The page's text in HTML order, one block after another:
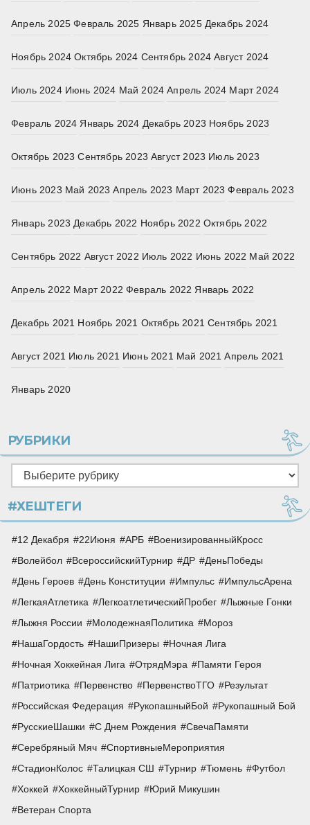
Апрель 2025 Февраль 2025 Январь 2025 Декабрь 2024
Ноябрь 2024 Октябрь 2024 Сентябрь 2024 Август 2024
Июль 2024 Июнь 2024 Май 2024 Апрель 2024 Март 2024
Февраль 2024 Январь 2024 Декабрь 2023 Ноябрь 2023
Октябрь 2023 Сентябрь 2023 Август 2023 Июль 2023
Июнь 2023 Май 2023 Апрель 2023 Март 2023 Февраль 2023
Январь 2023 Декабрь 2022 Ноябрь 2022 Октябрь 2022
Сентябрь 2022 Август 2022 Июль 2022 Июнь 2022 Май 2022
Апрель 2022 Март 2022 Февраль 2022 Январь 2022
Декабрь 2021 Ноябрь 2021 Октябрь 2021 Сентябрь 2021
Август 2021 Июль 2021 Июнь 2021 Май 2021 Апрель 2021
Январь 2020
РУБРИКИ
Рубрики
#ХЕШТЕГИ
12 Декабря 22Июня АРБ
ВоенизированныйКросс
Волейбол
ВсероссийскийТурнир ДР
ДеньПобеды
День Героев
День Конституции Импульс
ИмпульсАрена
ЛегкаяАтлетика
ЛегкоатлетическийПробег
Лыжные Гонки
Лыжня России
МолодежнаяПолитика
Мороз
НашаГордость
НашиПризеры
Ночная Лига
Ночная Хоккейная Лига
ОтрядМэра
Памяти Героя
Патриотика
Первенство ПервенствоТГО
Результат
Российская Федерация
РукопашныйБой
Рукопашный Бой
РусскиеШашки
С Днем Рождения
СвечаПамяти
Серебряный Мяч
СпортивныеМероприятия
СтадионКолос
Талицкая СШ Турнир Тюмень
Футбол
Хоккей
ХоккейныйТурнир
Юрий Микушин
Ветеран Спорта